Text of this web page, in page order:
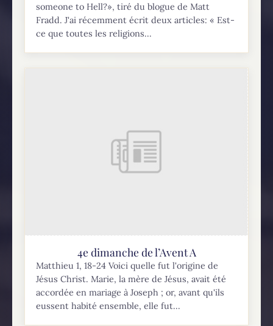
someone to Hell?», tiré du blogue de Matt
Fradd. J'ai récemment écrit deux articles: « Est-
ce que toutes les religions...
4e dimanche de l’Avent A
Matthieu 1, 18-24 Voici quelle fut l'origine de
Jésus Christ. Marie, la mère de Jésus, avait été
accordée en mariage à Joseph ; or, avant qu'ils
eussent habité ensemble, elle fut...